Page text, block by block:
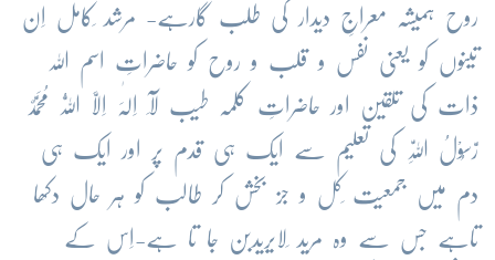
روح ہمیشہ معراجِ دیدار کی طلب گارہے- مرشد ِکامل اِن
تینوں کو یعنی نفس و قلب و روح کو حاضراتِ اسم اللہ
ذات کی تلقین اور حاضراتِ کلمہ طیب لَآ اِلٰہَ اِلَّا اللّٰہُ مُحَمَّدٌ
رَّسُوْلُ اللّٰہِ کی تعلیم سے ایک ہی قدم پر اور ایک ہی
دم میں جمعیت ِکل و جز بخش کر طالب کو ہر حال دکھا
تاہے جس سے وہ مرید ِلایریدبن جا تا ہے-اِس کے